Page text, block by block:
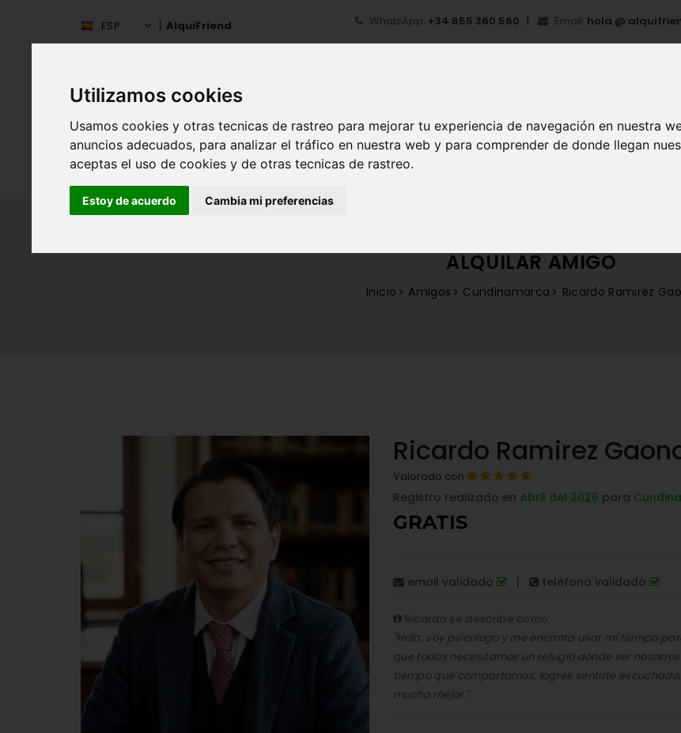
Utilizamos cookies
Usamos cookies y otras tecnicas de rastreo para mejorar tu experiencia de navegación en nuestra
anuncios adecuados, para analizar el tráfico en nuestra web y para comprender de donde llegan
aceptas el uso de cookies y de otras tecnicas de rastreo.
Estoy de acuerdo Cambia mi preferencias
ESP AlquiFriend WhatsApp: +34 655 360 560 Email: hola @
ESPAÑA INICIO ¿QUÉ ES ALQUIFRIEND?
ALQUILAR AMIGO
Inicio Amigos Cundinamarca Ricardo Ramirez
Ricardo Ramirez
Valorado con
Registro realizado en Abril del 2026 para
GRATIS
email validado | teléfono validado
Ricardo se describe como:
"Hola, soy psicologo y me encanta usar mi tiempo
que todos necesitamos un refugio donde ser
tiempo que compartamos, logres sentirte
mucho mejor."